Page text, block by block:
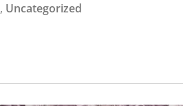
, Uncategorized